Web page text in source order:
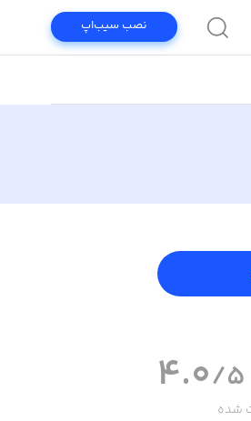
نصب سیب‌اپ
4.0/5